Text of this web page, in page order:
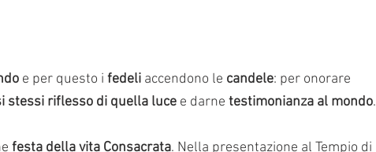
e per questo i fedeli accendono le candele: per onorare
stessi riflesso di quella luce e darne testimonianza al mondo.
festa della vita Consacrata. Nella presentazione al Tempio di